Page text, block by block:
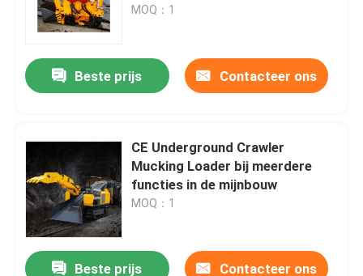
Thuis
Over ons
MOQ：1
Beste prijs Contacteer ons
CE Underground Crawler
Mucking Loader bij meerdere
functies in de mijnbouw
MOQ：1
Beste prijs Contacteer ons
110HP Motor Mini Ondergronds Mijnbouwvoertuig 12 Ton Dump Truck UQ-12